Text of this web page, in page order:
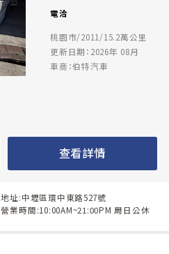
電洽
桃園市/2011/15.2萬公里
更新日期：2026年 08月
車商：伯特汽車
查看詳情
地址:中壢區環中東路527號
營業時間:10:00AM~21:00PM 周日公休